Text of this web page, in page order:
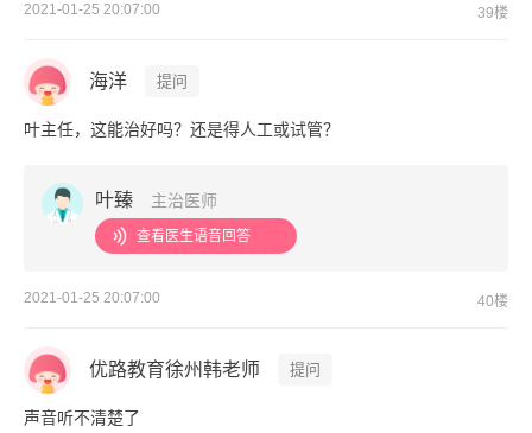
2021-01-25 20:07:00 39楼
海洋 提问
叶主任，这能治好吗？还是得人工或试管？
叶臻 主治医师
查看医生语音回答
2021-01-25 20:07:00 40楼
优路教育徐州韩老师 提问
声音听不清楚了